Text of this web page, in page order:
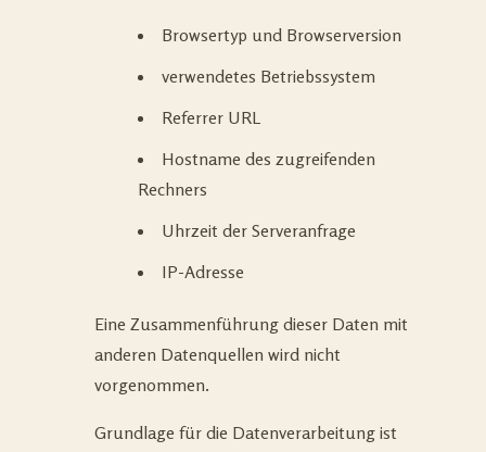
Browsertyp und Browserversion
verwendetes Betriebssystem
Referrer URL
Hostname des zugreifenden
Rechners
Uhrzeit der Serveranfrage
IP-Adresse
Eine Zusammenführung dieser Daten mit
anderen Datenquellen wird nicht
vorgenommen.
Grundlage für die Datenverarbeitung ist